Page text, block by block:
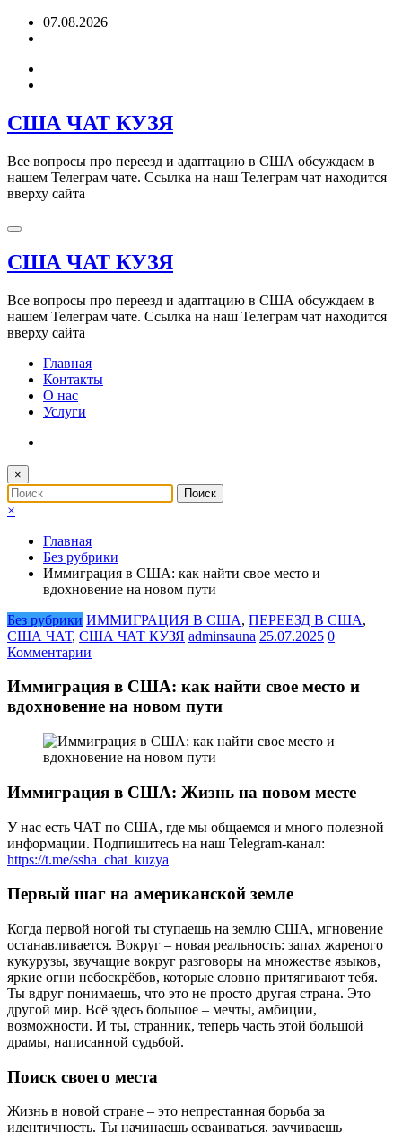
Перейти07.08.2026
США ЧАТ КУЗЯ
Все вопросы про переезд и адаптацию в США обсуждаем в
нашем Телеграм чате. Ссылка на наш Телеграм чат находится
вверху сайта
США ЧАТ КУЗЯ
Все вопросы про переезд и адаптацию в США обсуждаем в
нашем Телеграм чате. Ссылка на наш Телеграм чат находится
вверху сайта
Главная
Контакты
О нас
Услуги
×
×
Главная
Без рубрики
Иммиграция в США: как найти свое место и
вдохновение на новом пути
Без рубрики ИММИГРАЦИЯ В США, ПЕРЕЕЗД В США,
США ЧАТ, США ЧАТ КУЗЯ adminsauna 25.07.2025 0
Комментарии
Иммиграция в США: как найти свое место и
вдохновение на новом пути
Иммиграция в США: Жизнь на новом месте
У нас есть ЧАТ по США, где мы общаемся и много полезной
информации. Подпишитесь на наш Telegram-канал:
https://t.me/ssha_chat_kuzya
Первый шаг на американской земле
Когда первой ногой ты ступаешь на землю США, мгновение
останавливается. Вокруг – новая реальность: запах жареного
кукурузы, звучащие вокруг разговоры на множестве языков,
яркие огни небоскрёбов, которые словно притягивают тебя.
Ты вдруг понимаешь, что это не просто другая страна. Это
другой мир. Всё здесь большое – мечты, амбиции,
возможности. И ты, странник, теперь часть этой большой
драмы, написанной судьбой.
Поиск своего места
Жизнь в новой стране – это непрестанная борьба за
идентичность. Ты начинаешь осваиваться, заучиваешь